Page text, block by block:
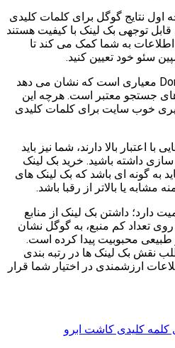
نتایج گوگل برای کلمات کلیدی
قابل توجهی بک لینک با کیفیت هستند
اطلاعات به شما کمک می کند تا
سئو خود تعیین کنید.
قدرت دامنه یا Domain Authority معیاری است که نشان می دهد
جستجو معتبر است. هرچه این
گیری خوب سایت برای کلمات کلیدی
اعتبار بالا دارند، شما نیز باید
داشته باشید. خرید بک لینک
به گونه ای باشد که بک لینک های
یا بالاتر از رقبا باشد.
دارد؛ داشتن بک لینک از منابع
تعداد کم منبع، به گوگل نشان
محبوبیت پیدا کرده است.
نقش بک لینک ها در رتبه بندی
ارزشمندی در اختیار شما قرار